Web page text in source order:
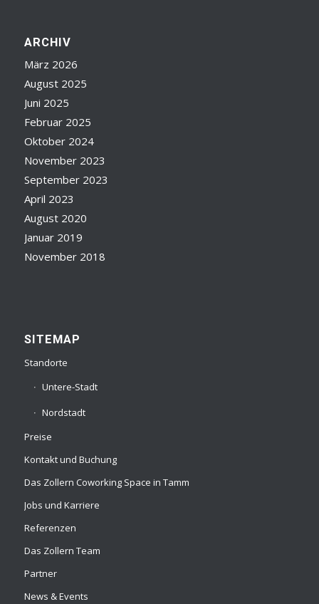
ARCHIV
März 2026
August 2025
Juni 2025
Februar 2025
Oktober 2024
November 2023
September 2023
April 2023
August 2020
Januar 2019
November 2018
SITEMAP
Standorte
Untere-Stadt
Nordstadt
Preise
Kontakt und Buchung
Das Zollern Coworking Space in Tamm
Jobs und Karriere
Referenzen
Das Zollern Team
Partner
News & Events